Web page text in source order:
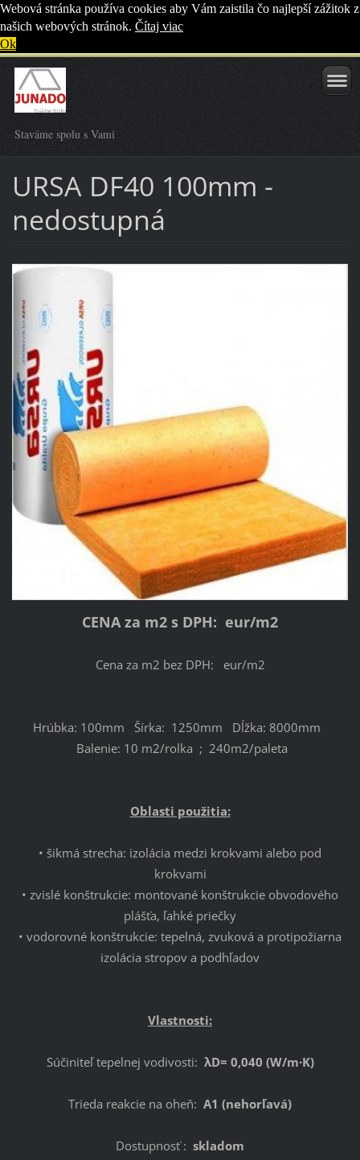
Webová stránka používa cookies aby Vám zaistila čo najlepší zážitok z
našich webových stránok. Čítaj viac
Ok
Staváme spolu s Vami
URSA DF40 100mm -
nedostupná
CENA za m2 s DPH: eur/m2
Cena za m2 bez DPH: eur/m2
Hrúbka: 100mm Šírka: 1250mm Dĺžka: 8000mm
Balenie: 10 m2/rolka ; 240m2/paleta
Oblasti použitia:
• šikmá strecha: izolácia medzi krokvami alebo pod
krokvami
• zvislé konštrukcie: montované konštrukcie obvodového
plášťa, ľahké priečky
• vodorovné konštrukcie: tepelná, zvuková a protipožiarna
izolácia stropov a podhľadov
Vlastnosti:
Súčiniteľ tepelnej vodivosti: λD= 0,040 (W/m·K)
Trieda reakcie na oheň: A1 (nehorľavá)
Dostupnosť : skladom